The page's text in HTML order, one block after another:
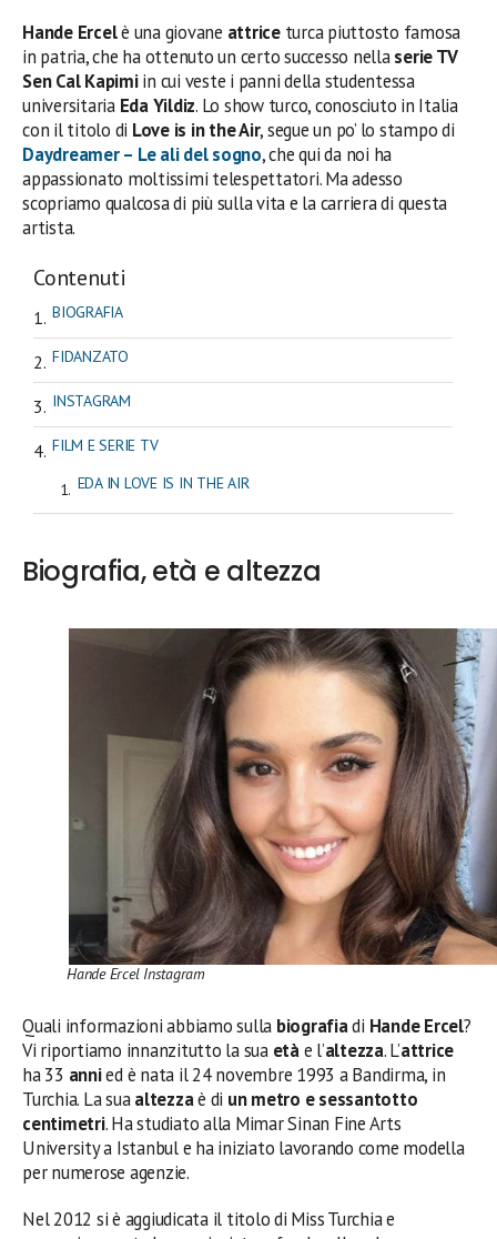
Hande Ercelè una giovane attriceturca piuttosto famosa
in patria, che ha ottenuto un certo successo nellaserie TV
Sen Cal Kapimiin cui veste i panni della studentessa
universitaria Eda Yildiz. Lo show turco, conosciuto in Italia
con il titolo di Love is in the Air, segue un po’ lo stampo di
Daydreamer – Le ali del sogno, che qui da noi ha
appassionato moltissimi telespettatori. Ma adesso
scopriamo qualcosa di più sulla vita e la carriera di questa
artista.
Contenuti
BIOGRAFIA
FIDANZATO
INSTAGRAM
FILM E SERIE TV
EDA IN LOVE IS IN THE AIR
Biografia, età e altezza
Hande Ercel Instagram
Quali informazioni abbiamo sulla biografiadi Hande Ercel?
Vi riportiamo innanzitutto la sua etàe l’altezza. L’attrice
ha 33 annied è nata il 24 novembre 1993 a Bandirma, in
Turchia. La suaaltezzaè di un metro e sessantotto
centimetri. Ha studiato alla Mimar Sinan Fine Arts
University a Istanbul e ha iniziato lavorando come modella
per numerose agenzie.
Nel 2012 si è aggiudicata il titolo di Miss Turchia e